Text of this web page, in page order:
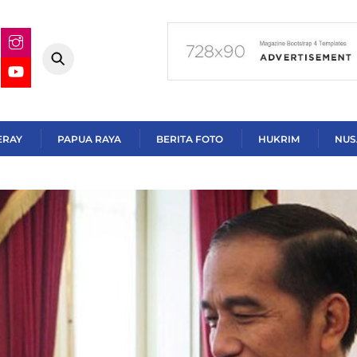
PAPUA RAYA BERITA FOTO HUKRIM